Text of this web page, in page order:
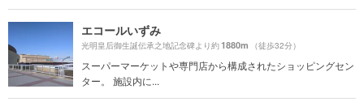
エコールいずみ
光明皇后御生誕伝承之地記念碑より約1880m （徒歩32分）
スーパーマーケットや専門店から構成されたショッピングセン
ター。 施設内に...